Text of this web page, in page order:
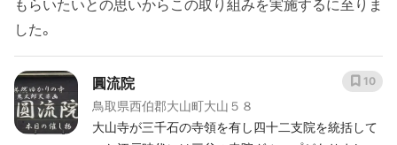
もらいたいとの思いからこの取り組みを実施するに至りま
した。
圓流院
鳥取県西伯郡大山町大山５８
大山寺が三千石の寺領を有し四十二支院を統括して
10